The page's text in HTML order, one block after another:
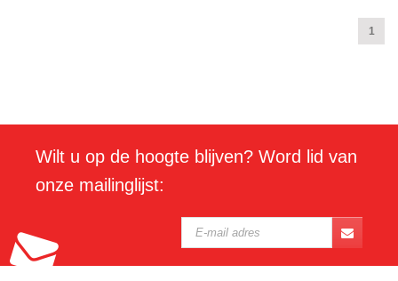
1
Wilt u op de hoogte blijven? Word lid van
onze mailinglijst: